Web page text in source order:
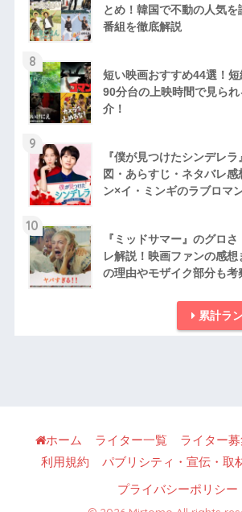
とめ！韓国で不動の人気
番組を徹底解説
8
短い映画おすすめ44選！
90分台の上映時間で見ら
介！
9
『僕が見つけたシンデレ
図・あらすじ・ネタバレ
ン×イ・ミンギのラブロマ
10
『ミッドサマー』のグロ
レ解説！映画ファンの感
の理由やモザイク部分も考
累計ラ
ホーム ライター一覧 ライター募
利用規約
パブリシティ・宣伝・取
プライバシーポリシー